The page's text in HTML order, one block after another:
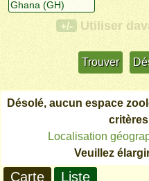
+/- Utiliser
Désolé, aucun espace
Localisation
Veuillez
Carte Liste